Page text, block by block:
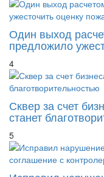
Один выход
предложило
4
Сквер за счет
станет
5